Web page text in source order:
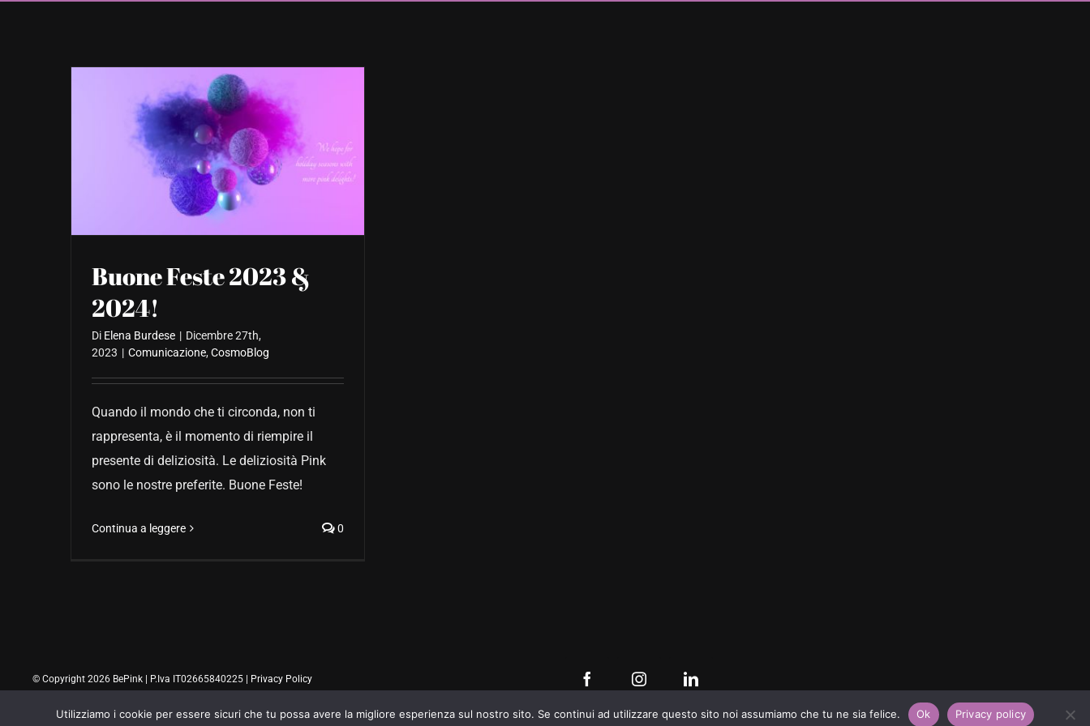
Buone Feste 2023 &
2024!
Di Elena Burdese | Dicembre 27th,
2023 | Comunicazione,CosmoBlog
Quando il mondo che ti circonda, non ti
rappresenta, è il momento di riempire il
presente di deliziosità. Le deliziosità Pink
sono le nostre preferite. Buone Feste!
Continua a leggere 0
© Copyright 2026 BePink | P.Iva IT02665840225 | Privacy Policy
Utilizziamo i cookie per essere sicuri che tu possa avere la migliore esperienza sul nostro sito. Se continui ad utilizzare questo sito noi assumiamo che tu ne sia felice. Ok Privacy policy